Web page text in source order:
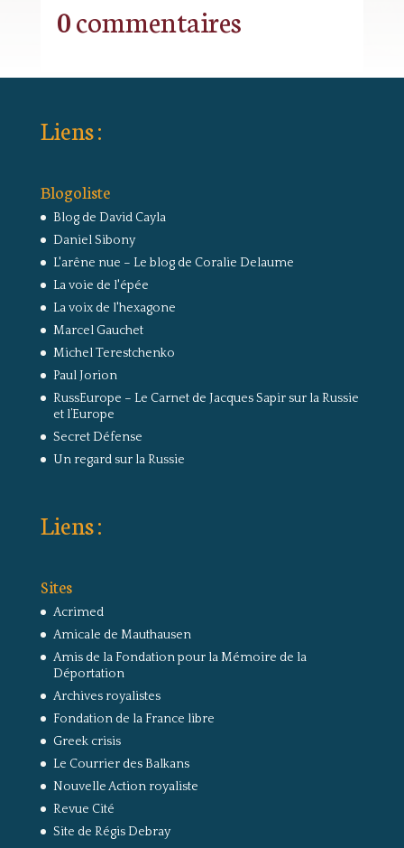
0 commentaires
Liens :
Blogoliste
Blog de David Cayla
Daniel Sibony
L'arêne nue – Le blog de Coralie Delaume
La voie de l'épée
La voix de l'hexagone
Marcel Gauchet
Michel Terestchenko
Paul Jorion
RussEurope – Le Carnet de Jacques Sapir sur la Russie
et l’Europe
Secret Défense
Un regard sur la Russie
Liens :
Sites
Acrimed
Amicale de Mauthausen
Amis de la Fondation pour la Mémoire de la
Déportation
Archives royalistes
Fondation de la France libre
Greek crisis
Le Courrier des Balkans
Nouvelle Action royaliste
Revue Cité
Site de Régis Debray